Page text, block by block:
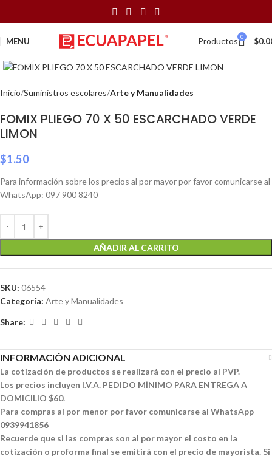
MENU Productos 0 $
Click to enlarge
Inicio Suministros escolares Arte y Manualidades
FOMIX PLIEGO 70 X 50 ESCARCHADO VERDE
LIMON
$1.50
Para información sobre los precios al por mayor por favor comunicarse al
WhatsApp: 097 900 8240
AÑADIR AL CARRITO
SKU: 06554
Categoría: Arte y Manualidades
Share:
INFORMACIÓN ADICIONAL
La cotización de productos se realizará con el precio al PVP.
Los precios incluyen I.V.A. PEDIDO MÍNIMO PARA ENTREGA A
DOMICILIO $60.
Para compras al por menor por favor comunicarse al WhatsApp
0939941856
Recuerde que si las compras son al por mayor el costo en la
cotización o proforma final se emitirá con el precio de mayorista. Si